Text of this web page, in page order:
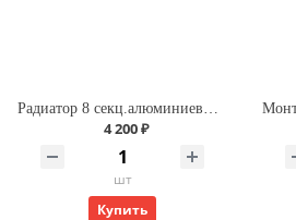
4 200 ₽
шт
Купить